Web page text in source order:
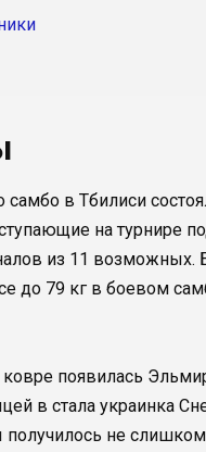
в Тбилиси
на турнире
из 11 возможных.
79 кг в боевом
появилась
в стала украинка
не